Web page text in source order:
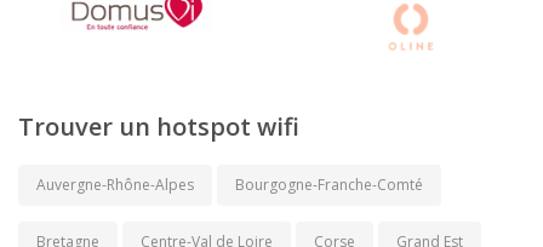
Trouver un hotspot wifi
Auvergne-Rhône-Alpes Bourgogne-Franche-Comté
Bretagne Centre-Val de Loire Corse Grand Est